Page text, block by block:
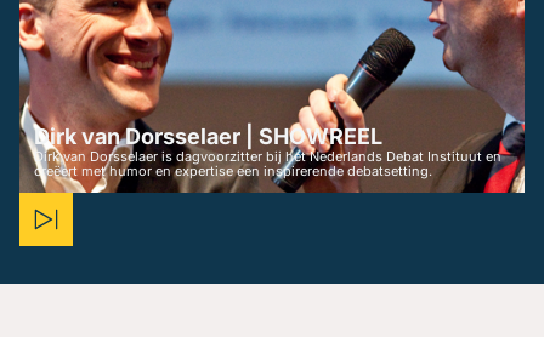
Dirk van Dorsselaer | SHOWREEL
Dirk van Dorsselaer is dagvoorzitter bij het Nederlands Debat Instituut en
creëert met humor en expertise een inspirerende debatsetting.